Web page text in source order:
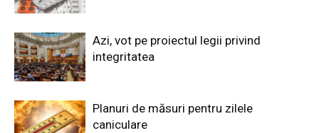
Azi, vot pe proiectul legii privind
integritatea
Planuri de măsuri pentru zilele
caniculare